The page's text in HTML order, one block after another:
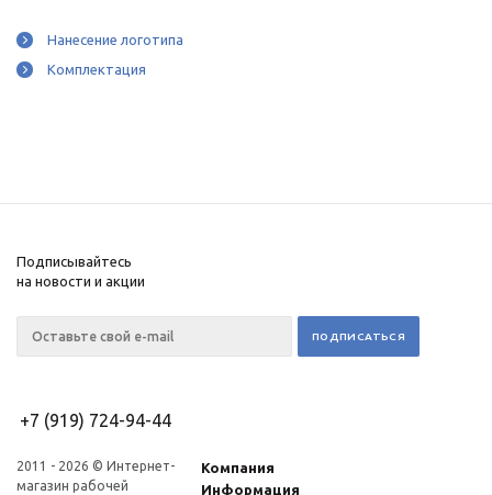
Нанесение логотипа
Комплектация
Подписывайтесь
на новости и акции
+7 (919) 724-94-44
2011 - 2026 © Интернет-
магазин рабочей
Компания
Информация